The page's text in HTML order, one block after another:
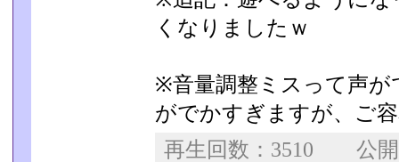
くなりましたｗ
※音量調整ミスって声
がでかすぎますが、ご
再生回数：3510 公